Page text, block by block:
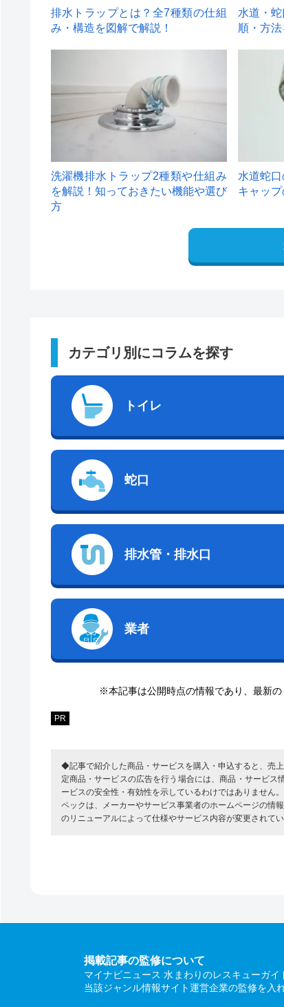
排水トラップとは？全7種類の仕組
み・構造を図解で解説！
水道・
順・方
洗濯機排水トラップ2種類や仕組み
を解説！知っておきたい機能や選び
方
水道蛇
キャッ
カテゴリ別にコラムを探す
トイレ
蛇口
排水管・排水口
業者
※本記事は公開時点の情報であり、最新の
PR
◆記事で紹介した商品・サービスを購入・申込すると、売
定商品・サービスの広告を行う場合には、商品・サービ
ービスの安全性・有効性を示しているわけではありませ
ペックは、メーカーやサービス事業者のホームページの情
のリニューアルによって仕様やサービス内容が変更されて
掲載記事の監修について
マイナビニュース 水まわりのレスキューガ
当該ジャンル情報サイト運営企業の監修を入